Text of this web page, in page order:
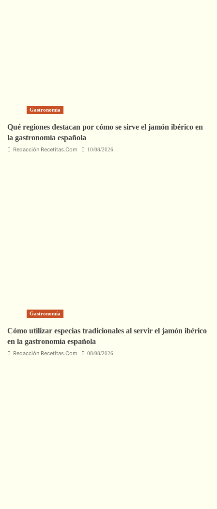
Gastronomía
Qué regiones destacan por cómo se sirve el jamón ibérico en
la gastronomía española
Redacción Recetitas.Com 10/08/2026
Gastronomía
Cómo utilizar especias tradicionales al servir el jamón ibérico
en la gastronomía española
Redacción Recetitas.Com 08/08/2026